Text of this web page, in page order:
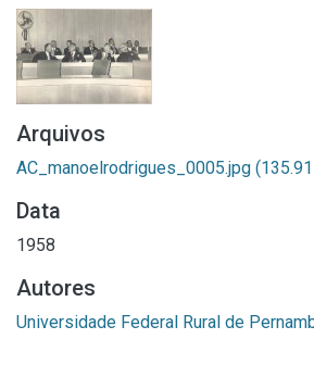
Arquivos
AC_manoelrodrigues_0005.jpg
Data
1958
Autores
Universidade Federal Rural de